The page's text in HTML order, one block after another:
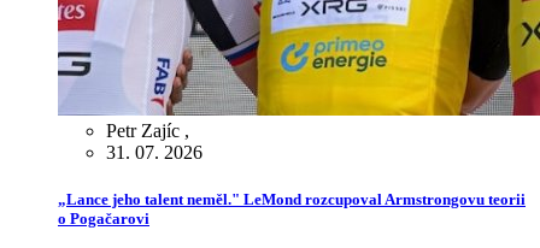
Petr Zajíc ,
31. 07. 2026
„Lance jeho talent neměl." LeMond rozcupoval Armstrongovu teorii
o Pogačarovi